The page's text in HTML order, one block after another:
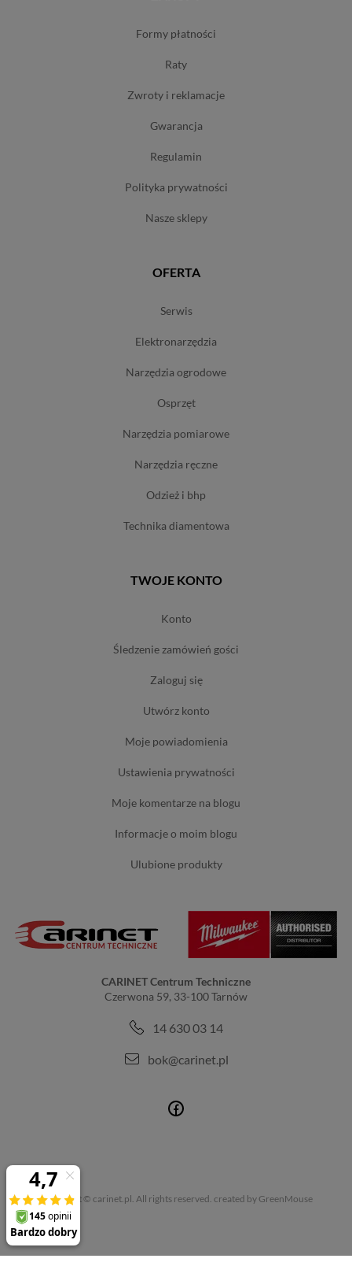
formy płatności
raty
zwroty i reklamacje
gwarancja
regulamin
polityka prywatności
nasze sklepy
OFERTA
serwis
elektronarzędzia
narzędzia ogrodowe
osprzęt
narzędzia pomiarowe
narzędzia ręczne
odzież i bhp
technika diamentowa
TWOJE KONTO
konto
śledzenie zamówień gości
zaloguj się
utwórz konto
moje powiadomienia
ustawienia prywatności
moje komentarze na blogu
informacje o moim blogu
ulubione produkty
CARINET Centrum Techniczne
Czerwona 59, 33-100 Tarnów
14 630 03 14
bok@carinet.pl
Copyright © carinet.pl. All rights reserved. created by GreenMouse